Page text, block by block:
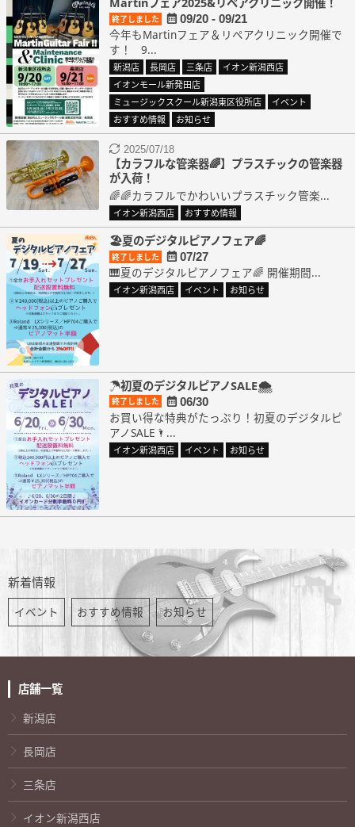
Martinフェア2025&リペアクリニック開催！
終了しました 09/20 - 09/21
今年もMartinフェア＆リペアクリニック開催で
す！ 9...
新潟店 長岡店 三条店
イオン新潟西店
イオンモール新発田店
ミュージックスクール新潟東区役所店
イベント
おすすめ情報
お知らせ
2025/07/18
【カラフルな管楽器🌈】プラスチックの管楽器
が入荷！
🌈🌈カラフルでかわいいプラスチック管楽...
イオン新潟西店 おすすめ情報
🏖️夏のデジタルピアノフェア🌈
終了しました 07/27
🎹夏のデジタルピアノフェア🌈 開催期間...
イオン新潟西店 イベント お知らせ
☂初夏のデジタルピアノSALE🌨
終了しました 06/30
お買い得な特典がたっぷり！初夏のデジタルピ
アノSALE🌂...
イオン新潟西店 イベント お知らせ
新着情報
イベント おすすめ情報 お知らせ
店舗一覧
新潟店
長岡店
三条店
イオン新潟西店